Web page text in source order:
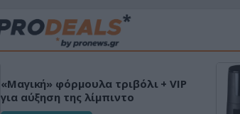
«Μαγική» φόρμουλα τριβόλι + VIP
για αύξηση της λίμπιντο